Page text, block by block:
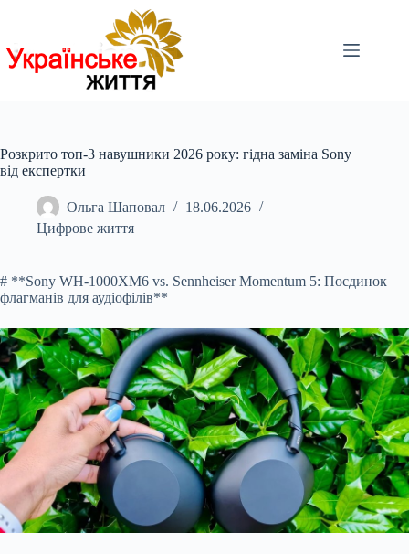
Розкрито топ-3 навушники 2026 року: гідна заміна Sony
від експертки
Ольга Шаповал
18.06.2026
Цифрове життя
# **Sony WH-1000XM6 vs. Sennheiser Momentum 5: Поєдинок
флагманів для аудіофілів**